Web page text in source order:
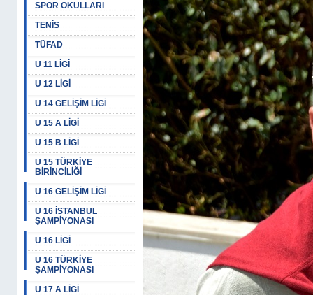
SPOR OKULLARI
TENİS
TÜFAD
U 11 LİGİ
U 12 LİGİ
U 14 GELİŞİM LİGİ
U 15 A LİGİ
U 15 B LİGİ
U 15 TÜRKİYE
BİRİNCİLİĞİ
U 16 GELİŞİM LİGİ
U 16 İSTANBUL
ŞAMPİYONASI
U 16 LİGİ
U 16 TÜRKİYE
ŞAMPİYONASI
U 17 A LİGİ